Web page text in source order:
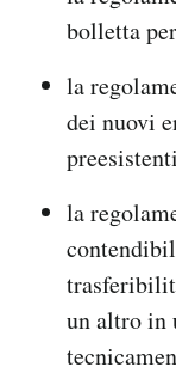
bolletta
la
dei nuovi
la
un altro in